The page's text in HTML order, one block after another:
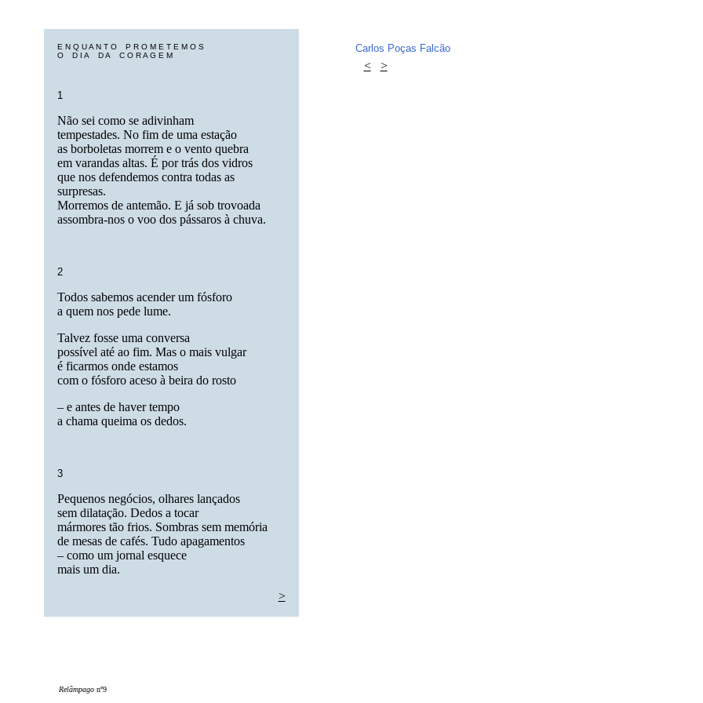
E N Q U A N T O P R O M E T E M O SO
OO D I A D A C O R A G E M
1
Não sei como se adivinham
tempestades. No fim de uma estação
as borboletas morrem e o vento quebra
em varandas altas. É por trás dos vidros
que nos defendemos contra todas as
surpresas.
Morremos de antemão. E já sob trovoada
assombra-nos o voo dos pássaros à chuva.
2
Todos sabemos acender um fósforo
a quem nos pede lume.
Talvez fosse uma conversa
possível até ao fim. Mas o mais vulgar
é ficarmos onde estamos
com o fósforo aceso à beira do rosto
– e antes de haver tempo
a chama queima os dedos.
3
Pequenos negócios, olhares lançados
sem dilatação. Dedos a tocar
mármores tão frios. Sombras sem memória
de mesas de cafés. Tudo apagamentos
– como um jornal esquece
mais um dia.
>
Carlos Poças Falcão
< >
Relâmpagonº9